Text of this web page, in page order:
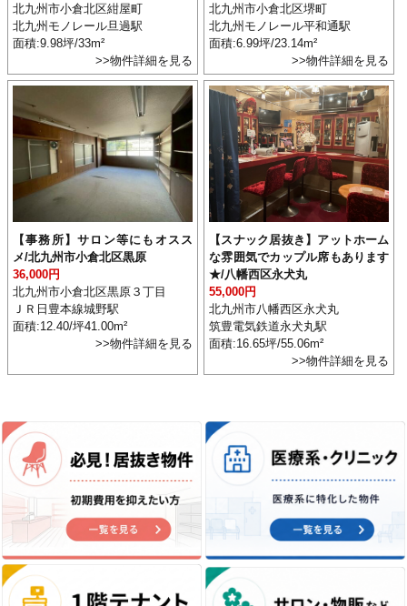
北九州市小倉北区紺屋町
北九州モノレール旦過駅
面積:9.98坪/33m²
>>物件詳細を見る
北九州市小倉北区堺町
北九州モノレール平和通駅
面積:6.99坪/23.14m²
>>物件詳細を見る
【事務所】サロン等にもオスス
メ/北九州市小倉北区黒原
36,000円
北九州市小倉北区黒原３丁目
ＪＲ日豊本線城野駅
面積:12.40/坪41.00m²
>>物件詳細を見る
【スナック居抜き】アットホーム
な雰囲気でカップル席もあります
★/八幡西区永犬丸
55,000円
北九州市八幡西区永犬丸
筑豊電気鉄道永犬丸駅
面積:16.65坪/55.06m²
>>物件詳細を見る